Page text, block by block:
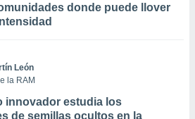
donde puede llover
León
la RAM
innovador estudia los
de semillas ocultos en la